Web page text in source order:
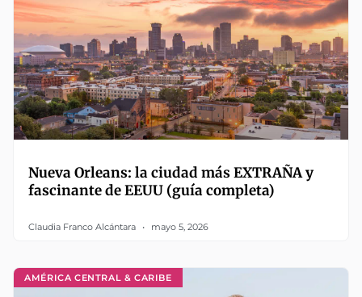
Nueva Orleans: la ciudad más EXTRAÑA y
fascinante de EEUU (guía completa)
Claudia Franco Alcántara mayo 5, 2026
AMÉRICA CENTRAL & CARIBE